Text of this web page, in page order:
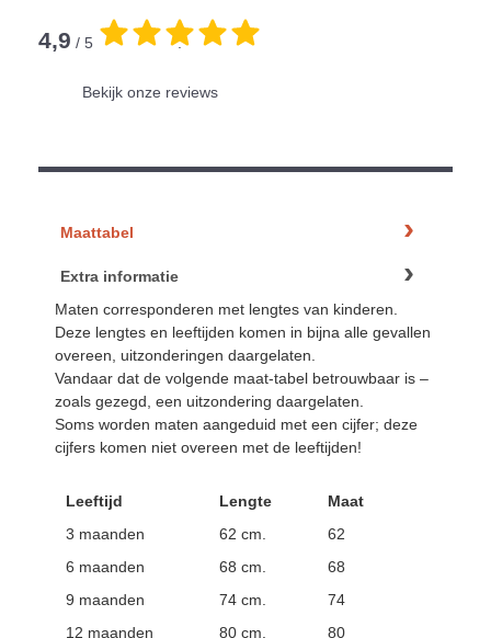
4,9 / 5 .
Bekijk onze reviews
Maattabel
Extra informatie
Maten corresponderen met lengtes van kinderen.
Deze lengtes en leeftijden komen in bijna alle gevallen
overeen, uitzonderingen daargelaten.
Vandaar dat de volgende maat-tabel betrouwbaar is –
zoals gezegd, een uitzondering daargelaten.
Soms worden maten aangeduid met een cijfer; deze
cijfers komen niet overeen met de leeftijden!
Leeftijd Lengte
Maat
3 maanden
62 cm.
62
6 maanden
68 cm.
68
9 maanden
74 cm.
74
12 maanden
80 cm. 80